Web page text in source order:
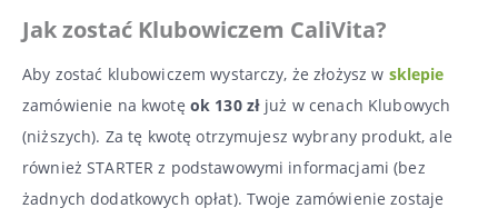
Jak zostać Klubowiczem CaliVita?
Aby zostać klubowiczem wystarczy, że złożysz w sklepie
zamówienie na kwotę ok 130 zł już w cenach Klubowych
(niższych). Za tę kwotę otrzymujesz wybrany produkt, ale
również STARTER z podstawowymi informacjami (bez
żadnych dodatkowych opłat). Twoje zamówienie zostaje